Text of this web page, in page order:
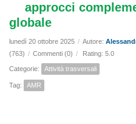
approcci
globale
lunedì 20 ottobre 2025 / Autore:
(763) / Commenti (0) / Rating: 5.0
Categorie: Attività trasversali
Tag: AMR